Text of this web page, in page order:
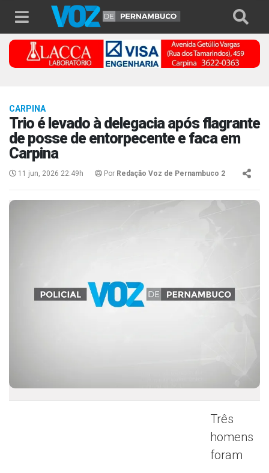
CARPINA
Trio é levado à delegacia após flagrante
de posse de entorpecente e faca em
Carpina
11 jun, 2026 22:49h Por Redação Voz de Pernambuco 2
Três
homens
foram